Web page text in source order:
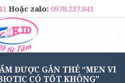
Hoặc zalo: 0978.237.841
ĐƯỢC GẮN THẺ “MEN VI
CÓ TỐT KHÔNG”